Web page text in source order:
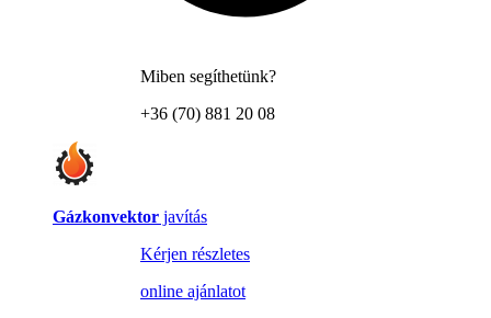
Miben segíthetünk?
+36 (70) 881 20 08
Gázkonvektor javítás
Kérjen részletes
online ajánlatot